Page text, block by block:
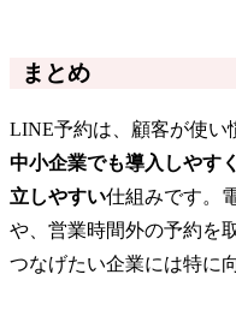
まとめ
LINE予約は、顧客が使い
中小企業でも導入しやす
立しやすい仕組みです。
や、営業時間外の予約を
つなげたい企業には特に